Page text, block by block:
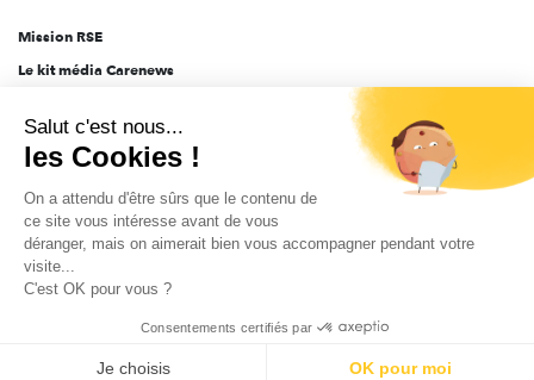
Mission RSE
Le kit média Carenews
AEF info
Novethic
PRODURABLE
Inclusiv Day
Données personnelles Mentions légales 2025-2026 Tout droits réservés
Salut c'est nous...
les Cookies !
On a attendu d'être sûrs que le contenu de
ce site vous intéresse avant de vous
déranger, mais on aimerait bien vous accompagner pendant votre
visite...
C'est OK pour vous ?
Consentements certifiés par
Je choisis OK pour moi